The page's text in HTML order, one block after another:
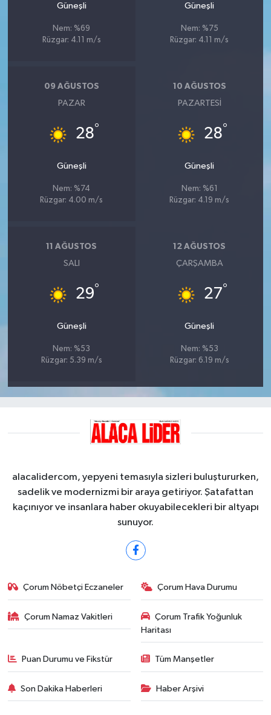
Güneşli
Nem: %69
Rüzgar: 4.11 m/s
Güneşli
Nem: %75
Rüzgar: 4.11 m/s
09 AĞUSTOS
PAZAR
28°
Güneşli
Nem: %74
Rüzgar: 4.00 m/s
10 AĞUSTOS
PAZARTESI
28°
Güneşli
Nem: %61
Rüzgar: 4.19 m/s
11 AĞUSTOS
SALI
29°
Güneşli
Nem: %53
Rüzgar: 5.39 m/s
12 AĞUSTOS
ÇARŞAMBA
27°
Güneşli
Nem: %53
Rüzgar: 6.19 m/s
alacalidercom, yepyeni temasıyla sizleri buluştururken,
sadelik ve modernizmi bir araya getiriyor. Şatafattan
kaçınıyor ve insanlara haber okuyabilecekleri bir altyapı
sunuyor.
Çorum Nöbetçi Eczaneler Çorum Hava Durumu
Çorum Namaz Vakitleri
Çorum Trafik Yoğunluk
Haritası
Puan Durumu ve Fikstür Tüm Manşetler
Son Dakika Haberleri Haber Arşivi